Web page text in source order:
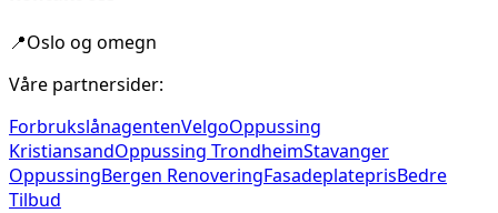
📍Oslo og omegn
Våre partnersider:
ForbrukslånagentenVelgoOppussing
KristiansandOppussing TrondheimStavanger
OppussingBergen RenoveringFasadeplateprisBedre
Tilbud